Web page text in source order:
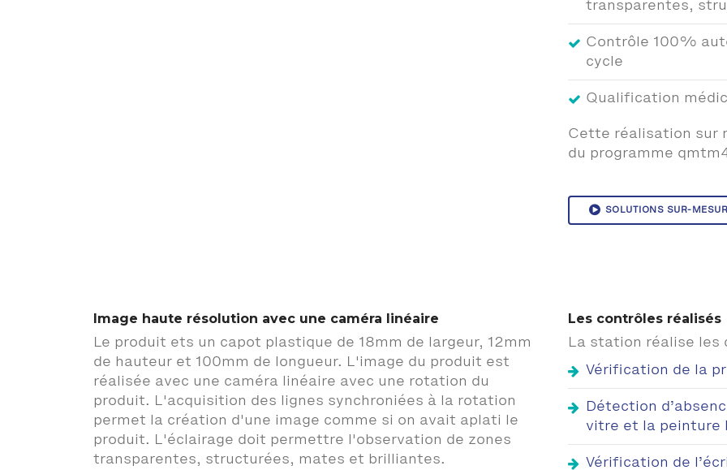
transparentes,
Contrôle 100%
cycle
Qualification
Cette réalisation sur
du programme
SOLUTIONS SUR-
Image haute résolution avec une caméra linéaire
Le produit ets un capot plastique de 18mm de largeur, 12mm
de hauteur et 100mm de longueur. L'image du produit est
réalisée avec une caméra linéaire avec une rotation du
produit. L'acquisition des lignes synchroniées à la rotation
permet la création d'une image comme si on avait aplati le
produit. L'éclairage doit permettre l'observation de zones
transparentes, structurées, mates et brilliantes.
Les contrôles réalisés
La station réalise
Vérification de la
Détection
vitre et la peinture
Vérification de